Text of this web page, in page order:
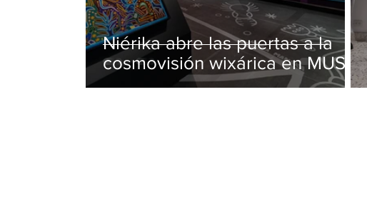
Niérika abre las puertas a la
cosmovisión wixárica en MUSA